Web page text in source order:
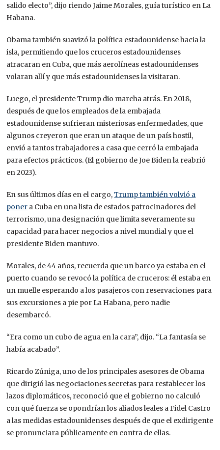
salido electo”, dijo riendo Jaime Morales, guía turístico en La
Habana.
Obama también suavizó la política estadounidense hacia la
isla, permitiendo que los cruceros estadounidenses
atracaran en Cuba, que más aerolíneas estadounidenses
volaran allí y que más estadounidenses la visitaran.
Luego, el presidente Trump dio marcha atrás. En 2018,
después de que los empleados de la embajada
estadounidense sufrieran misteriosas enfermedades, que
algunos creyeron que eran un ataque de un país hostil,
envió a tantos trabajadores a casa que cerró la embajada
para efectos prácticos. (El gobierno de Joe Biden la reabrió
en 2023).
En sus últimos días en el cargo,Trump también volvió a
poner a Cuba en una lista de estados patrocinadores del
terrorismo, una designación que limita severamente su
capacidad para hacer negocios a nivel mundial y que el
presidente Biden mantuvo.
Morales, de 44 años, recuerda que un barco ya estaba en el
puerto cuando se revocó la política de cruceros: él estaba en
un muelle esperando a los pasajeros con reservaciones para
sus excursiones a pie por La Habana, pero nadie
desembarcó.
“Era como un cubo de agua en la cara”, dijo. “La fantasía se
había acabado”.
Ricardo Zúniga, uno de los principales asesores de Obama
que dirigió las negociaciones secretas para restablecer los
lazos diplomáticos, reconoció que el gobierno no calculó
con qué fuerza se opondrían los aliados leales a Fidel Castro
a las medidas estadounidenses después de que el exdirigente
se pronunciara públicamente en contra de ellas.